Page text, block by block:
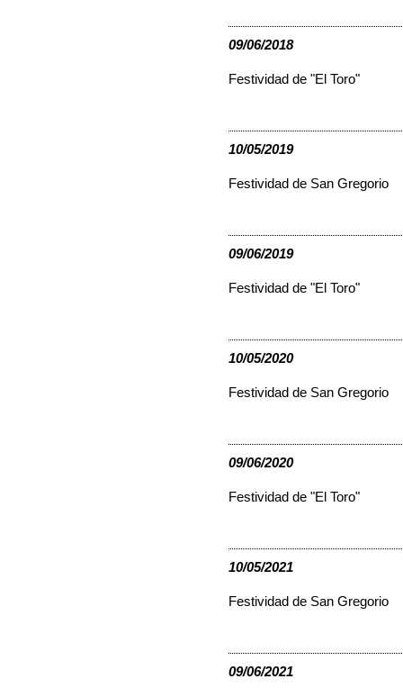
09/06/2018
Festividad de "El Toro"
10/05/2019
Festividad de San Gregorio
09/06/2019
Festividad de "El Toro"
10/05/2020
Festividad de San Gregorio
09/06/2020
Festividad de "El Toro"
10/05/2021
Festividad de San Gregorio
09/06/2021